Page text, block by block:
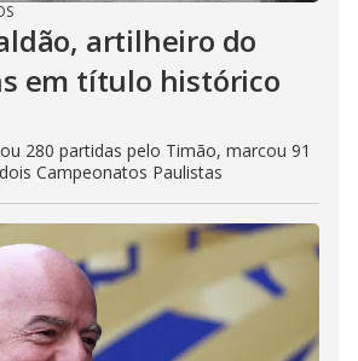
artilheiro do
em título histórico
280 partidas pelo Timão, marcou 91
Campeonatos Paulistas